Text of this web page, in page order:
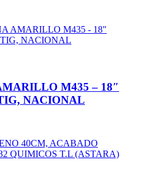
M435 – 18″
NACIONAL